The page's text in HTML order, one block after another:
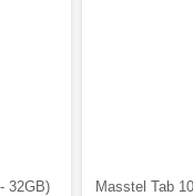
32GB)
Masstel Tab